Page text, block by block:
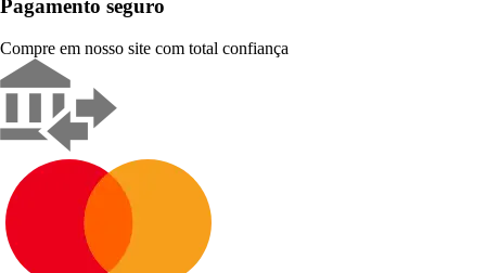
Pagamento seguro
Compre em nosso site com total confiança